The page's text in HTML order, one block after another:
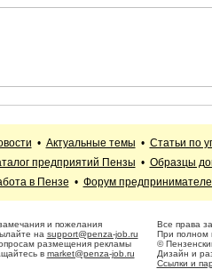
• Актуальные темы • Статьи по
предприятий Пензы • Образцы
в Пензе • Форум
и пожелания
на support@penza-job.ru
размещения рекламы
в market@penza-job.ru
Все права
При полном
©
Дизайн и
Ссылки и